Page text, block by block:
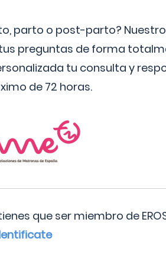
parto o post-parto?
preguntas de forma
tu consulta y
de 72 horas.
que ser miembro de